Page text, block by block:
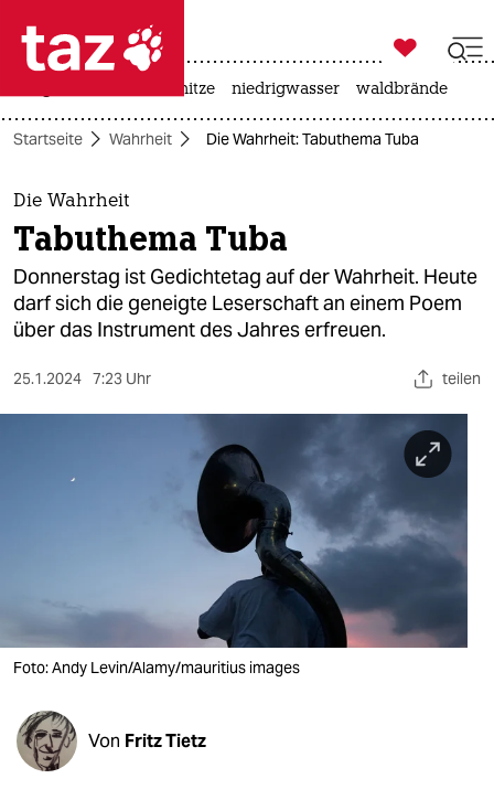
 taz zahl ich
taz zahl ich
themen
politik
öko
verlag
veranstaltungen
shop

taz zahl ich
hitze niedrigwasser waldbrände
Startseite Wahrheit Die Wahrheit: Tabuthema Tuba
Die Wahrheit
Tabuthema Tuba
Donnerstag ist Gedichtetag auf der Wahrheit. Heute
darf sich die geneigte Leserschaft an einem Poem
über das Instrument des Jahres erfreuen.
25.1.2024 7:23 Uhr teilen
Foto: Andy Levin/Alamy/mauritius images
Von Fritz Tietz